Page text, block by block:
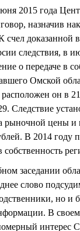
2015 года
назначив
следствия, в
о передаче в
Омской
он в
Следствие
рыночной цены
В 2014 году
заседании
слово
но и
В
интерес